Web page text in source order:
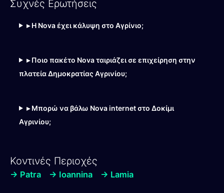
Συχνές Ερωτήσεις
▸ Η Nova έχει κάλυψη στο Αγρίνιο;
▸ Ποιο πακέτο Nova ταιριάζει σε επιχείρηση στην
πλατεία Δημοκρατίας Αγρινίου;
▸ Μπορώ να βάλω Nova internet στο Δοκίμι
Αγρινίου;
Κοντινές Περιοχές
→ Patra → Ioannina → Lamia